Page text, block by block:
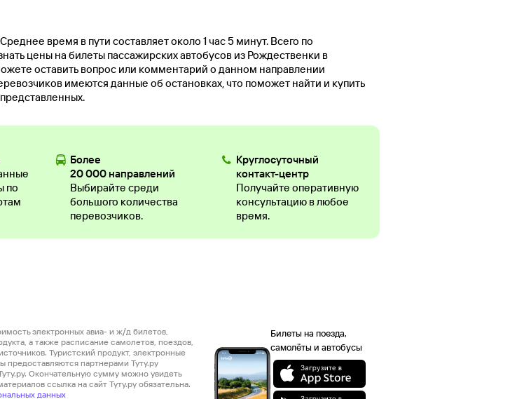
время в пути составляет около 1 час 5 минут. Всего по
цены на билеты пассажирских автобусов из Рождественки в
оставить вопрос или комментарий о данном направлении
имеются данные об остановках, что поможет найти и купить
по
Более
20 000 направлений
Выбирайте среди
большого количества
перевозчиков.
Круглосуточный
контакт-центр
Получайте оперативную
консультацию в любое
время.
Билеты на поезда,
самолёты и автобусы
электронных авиа- и ж/д билетов,
а также расписание самолетов, поездов,
Туристский продукт, электронные
предоставляются партнерами Туту.ру
Окончательную сумму можно увидеть
ссылка на сайт Туту.ру обязательна.
данных